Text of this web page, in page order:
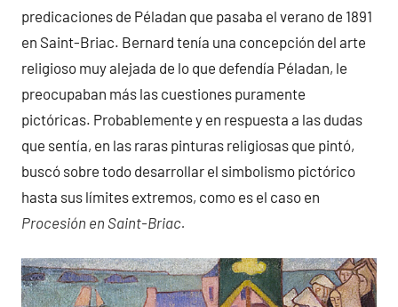
predicaciones de Péladan que pasaba el verano de 1891
en Saint-Briac. Bernard tenía una concepción del arte
religioso muy alejada de lo que defendía Péladan, le
preocupaban más las cuestiones puramente
pictóricas. Probablemente y en respuesta a las dudas
que sentía, en las raras pinturas religiosas que pintó,
buscó sobre todo desarrollar el simbolismo pictórico
hasta sus límites extremos, como es el caso en
Procesión en Saint-Briac.